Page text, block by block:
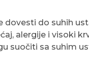
dovesti do suhih
alergije i visoki
suočiti sa suhim